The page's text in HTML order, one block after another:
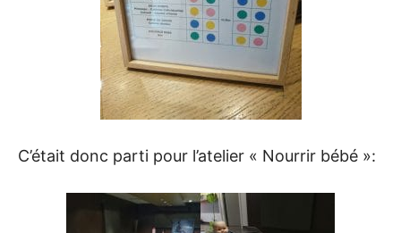
C’était donc parti pour l’atelier « Nourrir bébé »: